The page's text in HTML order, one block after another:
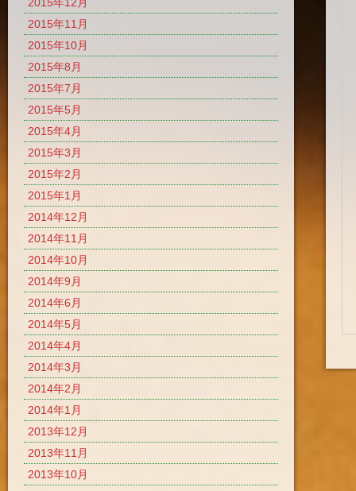
2015年11月
2015年10月
2015年8月
2015年7月
2015年5月
2015年4月
2015年3月
2015年2月
2015年1月
2014年12月
2014年11月
2014年10月
2014年9月
2014年6月
2014年5月
2014年4月
2014年3月
2014年2月
2014年1月
2013年12月
2013年11月
2013年10月